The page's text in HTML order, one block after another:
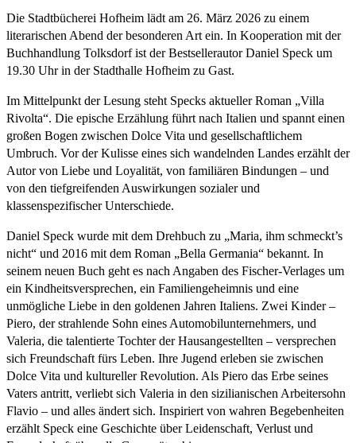
Die Stadtbücherei Hofheim lädt am 26. März 2026 zu einem
literarischen Abend der besonderen Art ein. In Kooperation mit der
Buchhandlung Tolksdorf ist der Bestsellerautor Daniel Speck um
19.30 Uhr in der Stadthalle Hofheim zu Gast.
Im Mittelpunkt der Lesung steht Specks aktueller Roman „Villa
Rivolta“. Die epische Erzählung führt nach Italien und spannt einen
großen Bogen zwischen Dolce Vita und gesellschaftlichem
Umbruch. Vor der Kulisse eines sich wandelnden Landes erzählt der
Autor von Liebe und Loyalität, von familiären Bindungen – und
von den tiefgreifenden Auswirkungen sozialer und
klassenspezifischer Unterschiede.
Daniel Speck wurde mit dem Drehbuch zu „Maria, ihm schmeckt’s
nicht“ und 2016 mit dem Roman „Bella Germania“ bekannt. In
seinem neuen Buch geht es nach Angaben des Fischer-Verlages um
ein Kindheitsversprechen, ein Familiengeheimnis und eine
unmögliche Liebe in den goldenen Jahren Italiens. Zwei Kinder –
Piero, der strahlende Sohn eines Automobilunternehmers, und
Valeria, die talentierte Tochter der Hausangestellten – versprechen
sich Freundschaft fürs Leben. Ihre Jugend erleben sie zwischen
Dolce Vita und kultureller Revolution. Als Piero das Erbe seines
Vaters antritt, verliebt sich Valeria in den sizilianischen Arbeitersohn
Flavio – und alles ändert sich. Inspiriert von wahren Begebenheiten
erzählt Speck eine Geschichte über Leidenschaft, Verlust und